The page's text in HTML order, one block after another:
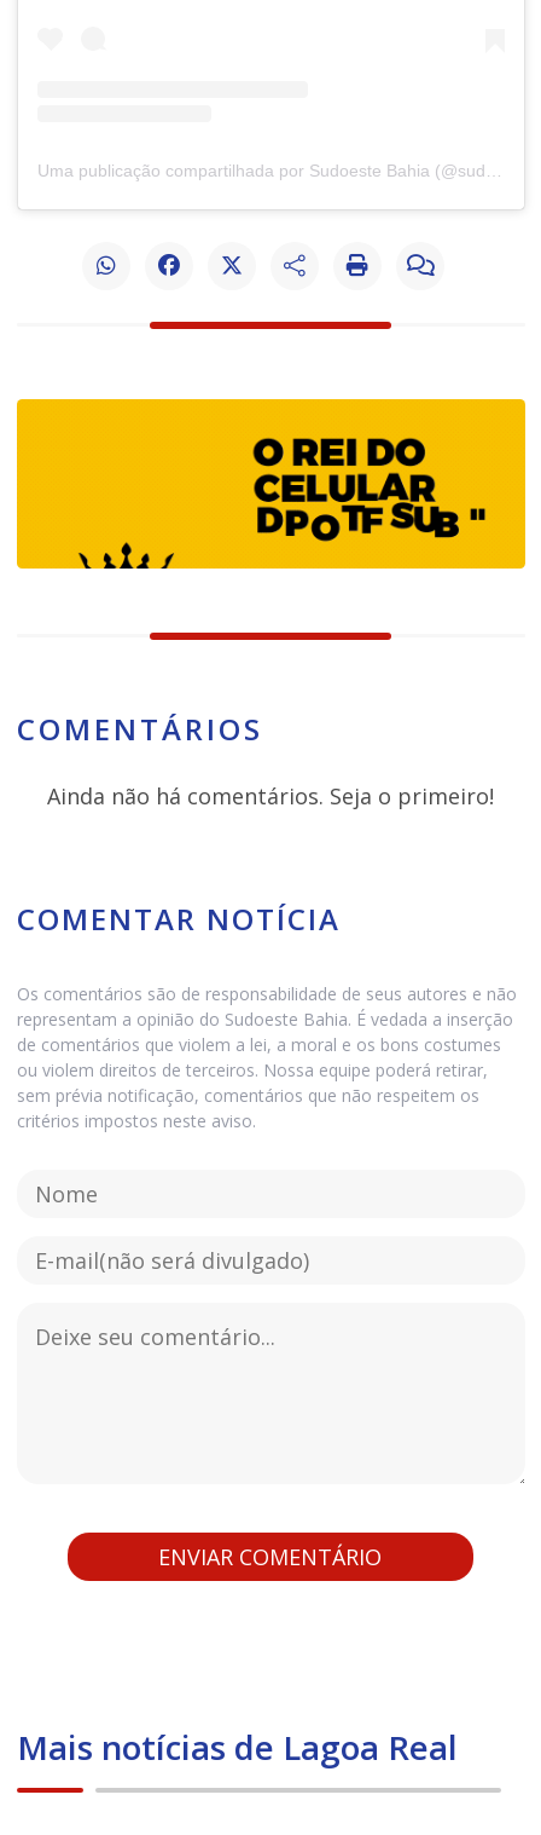
COMENTÁRIOS
Ainda não há comentários. Seja o primeiro!
COMENTAR NOTÍCIA
Os comentários são de responsabilidade de seus autores e não
representam a opinião do Sudoeste Bahia. É vedada a inserção
de comentários que violem a lei, a moral e os bons costumes
ou violem direitos de terceiros. Nossa equipe poderá retirar,
sem prévia notificação, comentários que não respeitem os
critérios impostos neste aviso.
Mais notícias de Lagoa Real